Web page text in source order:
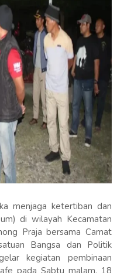
menjaga ketertiban dan
di wilayah Kecamatan
Praja bersama Camat
Bangsa dan Politik
kegiatan pembinaan